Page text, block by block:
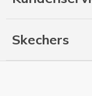
Skechers